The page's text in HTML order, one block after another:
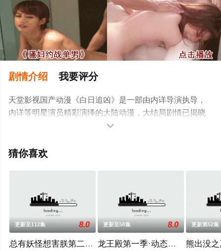
剧情介绍 我要评分
天堂影视国产动漫《白日追凶》是一部由内详导演执导，
内详等明星演员精彩演绎的大陆动漫，大结局剧情已揭晓
（完结），手机免费观看高清未删减完整版动漫全集就上
剧情网等平台了解。

猜你喜欢
更新至112集 8.0
总有妖怪想害朕第二季·动态漫
更新至50集 8.0
龙王殿第一季·动态漫画
更新第52集
熊出没